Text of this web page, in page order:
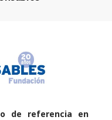
de referencia en